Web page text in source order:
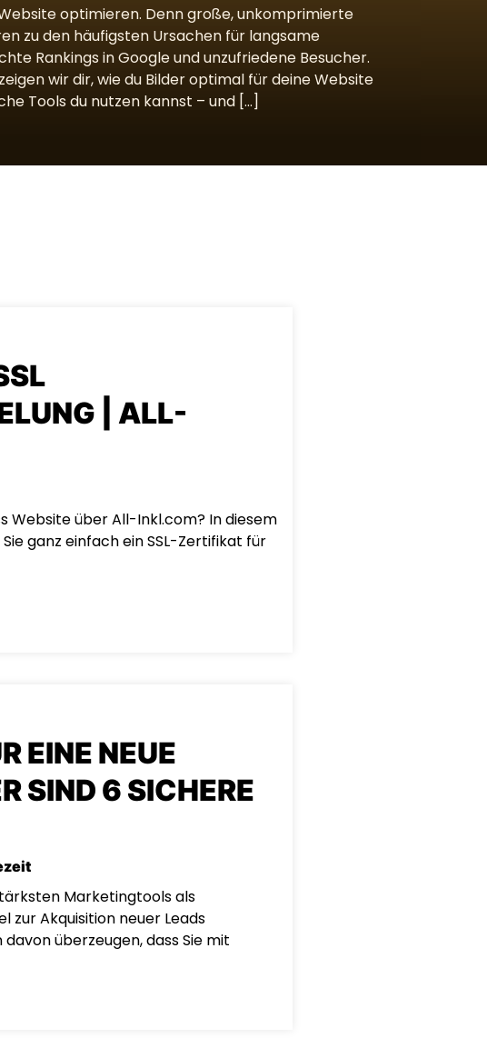
optimieren. Denn große, unkomprimierte
zu den häufigsten Ursachen für langsame
Rankings in Google und unzufriedene Besucher.
wir dir, wie du Bilder optimal für deine Website
Tools du nutzen kannst – und […]
| ALL-
Website über All-Inkl.com? In diesem
ganz einfach ein SSL-Zertifikat für
EINE NEUE
SIND 6 SICHERE
Marketingtools als
zur Akquisition neuer Leads
überzeugen, dass Sie mit